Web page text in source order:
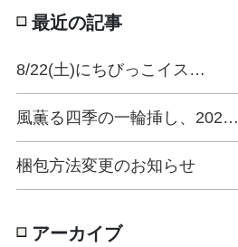
最近の記事
8/22(土)にちびっこイス…
風薫る四季の一輪挿し、202…
梱包方法変更のお知らせ
アーカイブ